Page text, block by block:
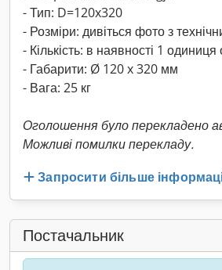
- Тип: D=120x320
- Розміри: дивіться фото з
- Кількість: в наявності 1 одиниця
- Габарити: Ø 120 x 320 мм
- Вага: 25 кг
Оголошення було перекладено
Можливі помилки перекладу.
Запросити більше
Постачальник